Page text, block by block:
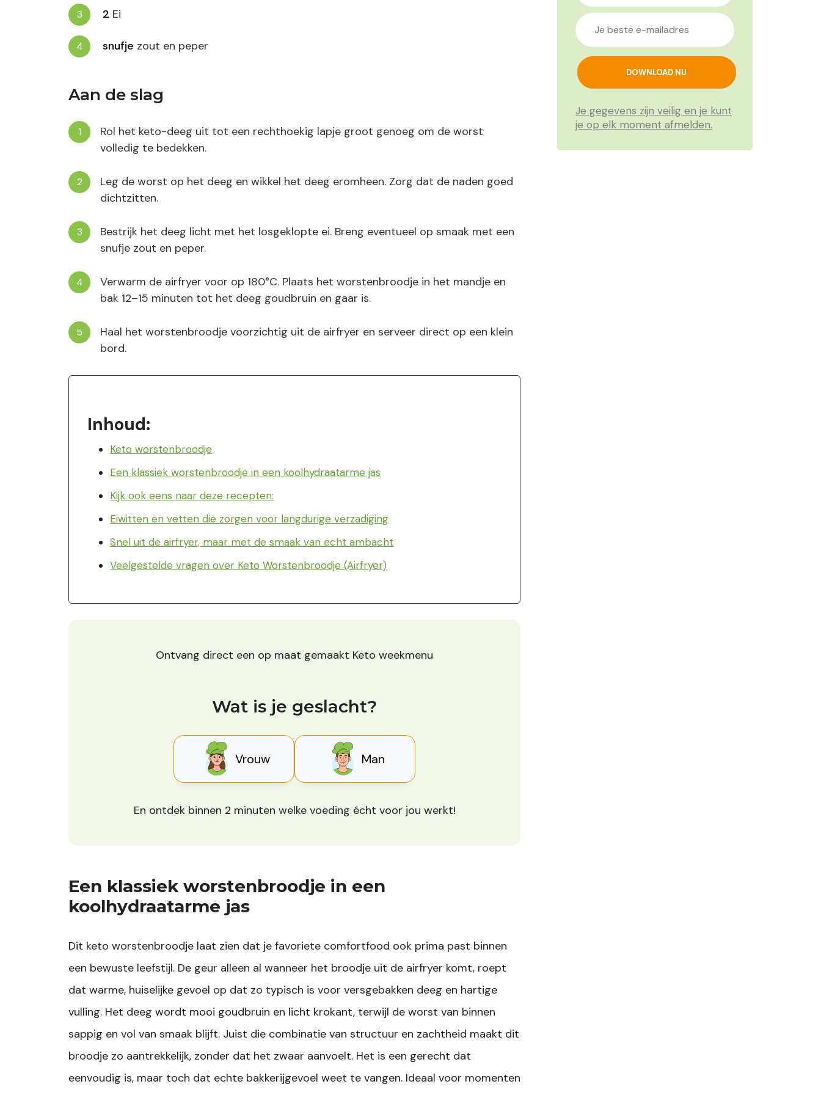
2 Ei
snufje zout en peper
Aan de slag
Rol het keto-deeg uit tot een rechthoekig lapje groot genoeg om de worst
volledig te bedekken.
Leg de worst op het deeg en wikkel het deeg eromheen. Zorg dat de naden goed
dichtzitten.
Bestrijk het deeg licht met het losgeklopte ei. Breng eventueel op smaak met een
snufje zout en peper.
Verwarm de airfryer voor op 180°C. Plaats het worstenbroodje in het mandje en
bak 12–15 minuten tot het deeg goudbruin en gaar is.
Haal het worstenbroodje voorzichtig uit de airfryer en serveer direct op een klein
bord.
Inhoud:
Keto worstenbroodje
Een klassiek worstenbroodje in een koolhydraatarme jas
Kijk ook eens naar deze recepten:
Eiwitten en vetten die zorgen voor langdurige verzadiging
Snel uit de airfryer, maar met de smaak van echt ambacht
Veelgestelde vragen over Keto Worstenbroodje (Airfryer)
Ontvang direct een op maat gemaakt Keto weekmenu
Wat is je geslacht?
Vrouw Man
En ontdek binnen 2 minuten welke voeding écht voor jou werkt!
Een klassiek worstenbroodje in een
koolhydraatarme jas
Dit keto worstenbroodje laat zien dat je favoriete comfortfood ook prima past binnen
een bewuste leefstijl. De geur alleen al wanneer het broodje uit de airfryer komt, roept
dat warme, huiselijke gevoel op dat zo typisch is voor versgebakken deeg en hartige
vulling. Het deeg wordt mooi goudbruin en licht krokant, terwijl de worst van binnen
sappig en vol van smaak blijft. Juist die combinatie van structuur en zachtheid maakt dit
broodje zo aantrekkelijk, zonder dat het zwaar aanvoelt. Het is een gerecht dat
eenvoudig is, maar toch dat echte bakkerijgevoel weet te vangen. Ideaal voor momenten
Je gegevens zijn veilig en je kunt
je op elk moment afmelden.